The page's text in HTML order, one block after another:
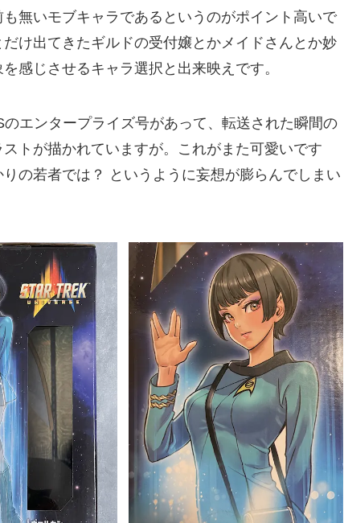
無いモブキャラであるというのがポイント高いで
け出てきたギルドの受付嬢とかメイドさんとか妙
感じさせるキャラ選択と出来映えです。
エンタープライズ号があって、転送された瞬間の
トが描かれていますが。これがまた可愛いです
の若者では？ というように妄想が膨らんでしまい